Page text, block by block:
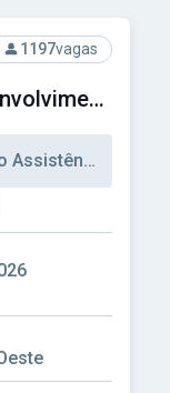
Desenvolvimento
1197vagas
SEDES-DF - Secretaria de Desenvolvimento Social do Distrito Federal
Especialista Desenvolvimento Assistência Social, Técnico Desenvolvimento Assistência Social, Técnico Administrativo